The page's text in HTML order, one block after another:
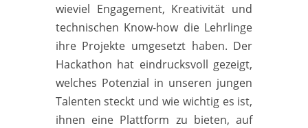
wieviel Engagement, Kreativität und
technischen Know-how die Lehrlinge
ihre Projekte umgesetzt haben. Der
Hackathon hat eindrucksvoll gezeigt,
welches Potenzial in unseren jungen
Talenten steckt und wie wichtig es ist,
ihnen eine Plattform zu bieten, auf